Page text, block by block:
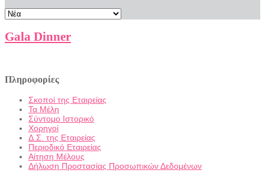
Gala Dinner
Πληροφορίες
Σκοποί της Εταιρείας
Τα Μέλη
Σύντομο Ιστορικό
Χορηγοί
Δ.Σ. της Εταιρείας
Περιοδικό Εταιρείας
Αίτηση Μέλους
Δήλωση Προστασίας Προσωπικών Δεδομένων